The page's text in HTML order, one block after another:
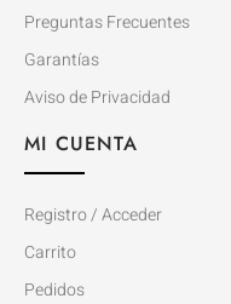
Preguntas Frecuentes
Garantías
Aviso de Privacidad
MI CUENTA
Registro / Acceder
Carrito
Pedidos